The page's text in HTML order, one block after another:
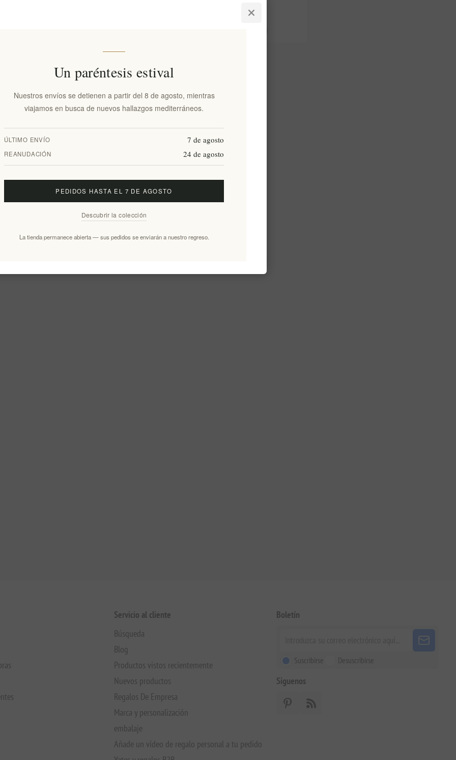
€5,00 excl impuestos
Servicio al cliente
Búsqueda
Blog
Productos vistos recientemente
Nuevos productos
Regalos De Empresa
Marca y personalización
embalaje
Añade un vídeo de regalo personal a tu pedido
Boletín
Suscribirse Desuscribirse
Siguenos
Un paréntesis estival
Nuestros envíos se detienen a partir del 8 de agosto, mientras
viajamos en busca de nuevos hallazgos mediterráneos.
ÚLTIMO ENVÍO 7 de agosto
REANUDACIÓN 24 de agosto
PEDIDOS HASTA EL 7 DE AGOSTO
Descubrir la colección
La tienda permanece abierta — sus pedidos se enviarán a nuestro regreso.